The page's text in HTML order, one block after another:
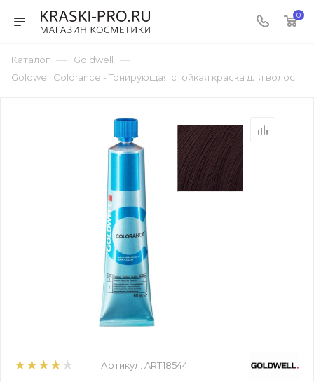
0
Каталог — Goldwell —
Goldwell Colorance - Тонирующая стойкая краска для волос
Артикул: ART18544